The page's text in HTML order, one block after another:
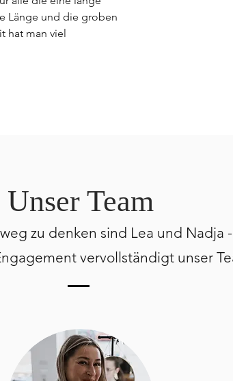
Länge und die groben
hat man viel
Unser Team
zu denken sind Lea und Nadja -
vervollständigt unser